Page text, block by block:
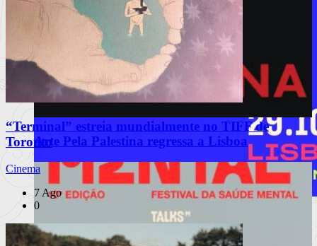
Arte Pela Palestina regressa a Lisboa
MEO Commedia A La Carte Fest
reforça cartaz com novos espetáculos
“Terminal” estreia mundialmente no TIFF de
Toronto
Cinema
7 Ago
0
PUB